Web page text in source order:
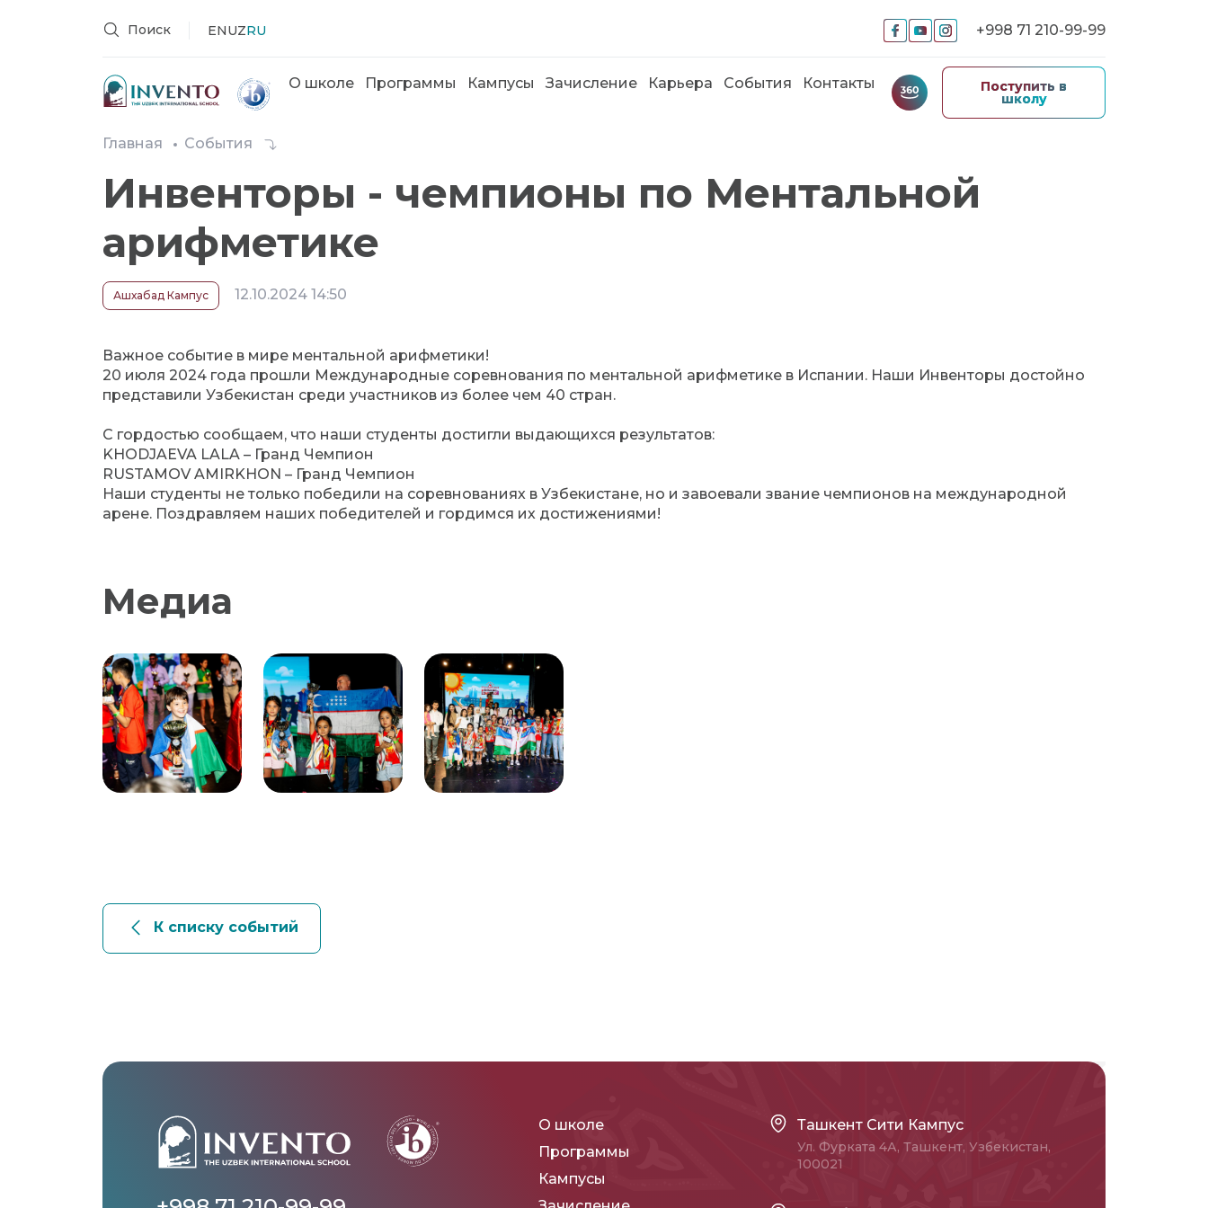
Поиск ENUZRU +998 71 210-99-99
О школе Программы Кампусы Зачисление Карьера События Контакты Поступить в
школу
Главная События
Инвенторы - чемпионы по Ментальной
арифметике
Ашхабад Кампус 12.10.2024 14:50
Важное событие в мире ментальной арифметики!
20 июля 2024 года прошли Международные соревнования по ментальной арифметике в Испании. Наши Инвенторы достойно
представили Узбекистан среди участников из более чем 40 стран.
С гордостью сообщаем, что наши студенты достигли выдающихся результатов:
KHODJAEVA LALA – Гранд Чемпион
RUSTAMOV AMIRKHON – Гранд Чемпион
Наши студенты не только победили на соревнованиях в Узбекистане, но и завоевали звание чемпионов на международной
арене. Поздравляем наших победителей и гордимся их достижениями!
Медиа
К списку событий
О школе
Программы
Кампусы
Ташкент Сити Кампус
Ул. Фурката 4А, Ташкент, Узбекистан,
100021